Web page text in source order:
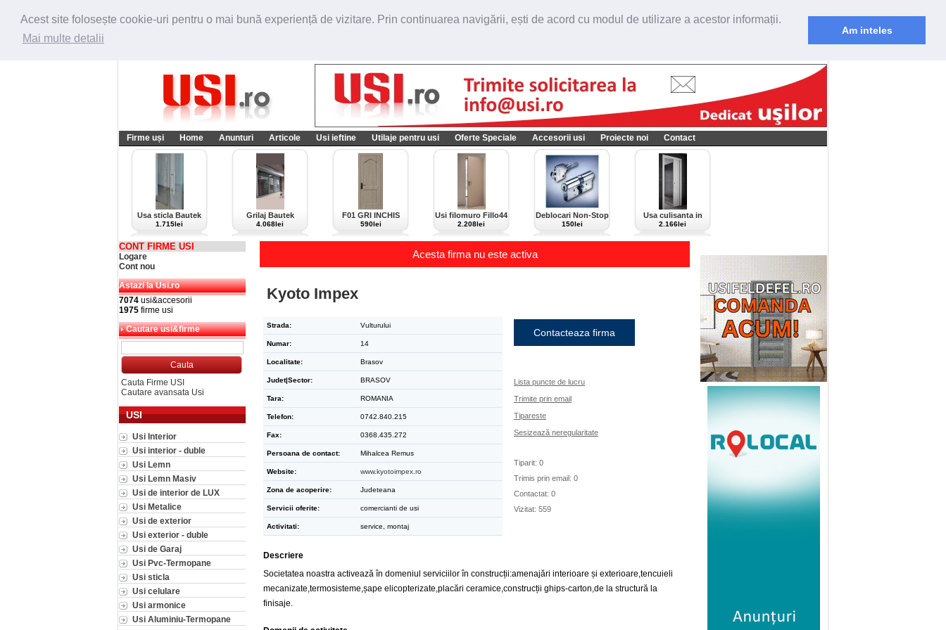
Acest site folosește cookie-uri pentru o mai bună experiență de vizitare. Prin continuarea navigării, ești de acord cu modul de utilizare a acestor informații.
Mai multe detalii
Am inteles
Firme uși Home Anunturi Articole Usi ieftine Utilaje pentru usi Oferte Speciale Accesorii usi Proiecte noi Contact
Usa sticla Bautek
1.715lei
Grilaj Bautek
4.068lei
F01 GRI INCHIS
590lei
Usi filomuro Fillo44
import Italia
2.208lei
Deblocari Non-Stop
150lei
Usa culisanta in
perete Scrigno,
culoare alba-bianco
2.166lei
CONT FIRME USI
Logare
Cont nou
Astazi la Usi.ro
7074 usi&accesorii
1975 firme usi
Cautare usi&firme
Cauta Firme USI
Cautare avansata Usi
USI
Usi Interior
Usi interior - duble
Usi Lemn
Usi Lemn Masiv
Usi de interior de LUX
Usi Metalice
Usi de exterior
Usi exterior - duble
Usi de Garaj
Usi Pvc-Termopane
Usi sticla
Usi celulare
Usi armonice
Usi Aluminiu-Termopane
Acesta firma nu este activa
Kyoto Impex
Strada: Vulturului
Numar: 14
Localitate: Brasov
Judet|Sector: BRASOV
Tara: ROMANIA
Telefon: 0742.840.215
Fax: 0368.435.272
Persoana de contact: Mihalcea Remus
Website: www.kyotoimpex.ro
Zona de acoperire: Judeteana
Servicii oferite: comercianti de usi
Activitati: service, montaj
Contacteaza firma
Lista puncte de lucru
Trimite prin email
Tipareste
Sesizează neregularitate
Tiparit: 0
Trimis prin email: 0
Contactat: 0
Vizitat: 559
Descriere
Societatea noastra activează în domeniul serviciilor în construcții:amenajări interioare și exterioare,tencuieli
mecanizate,termosisteme,șape elicopterizate,placări ceramice,construcții ghips-carton,de la structură la
finisaje.